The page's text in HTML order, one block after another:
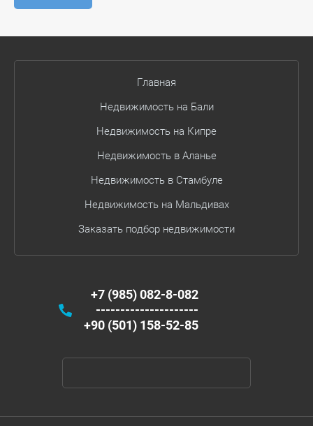
Главная
Недвижимость на Бали
Недвижимость на Кипре
Недвижимость в Аланье
Недвижимость в Стамбуле
Недвижимость на Мальдивах
Заказать подбор недвижимости
+7 (985) 082-8-082
---------------------
+90 (501) 158-52-85